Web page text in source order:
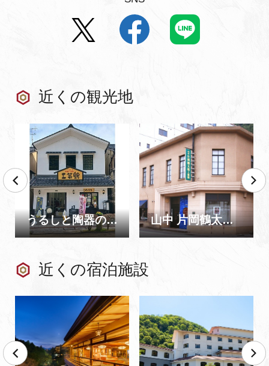
近くの観光地
うるしと陶器の仲間たち工芸館 山中 片岡鶴太郎工藝館
近くの宿泊施設